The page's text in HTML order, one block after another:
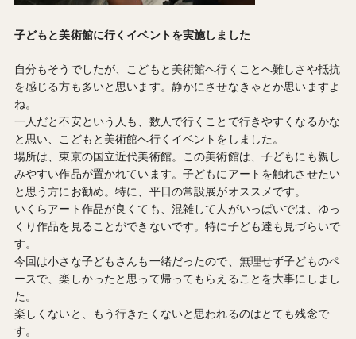
子どもと美術館に行くイベントを実施しました
自分もそうでしたが、こどもと美術館へ行くことへ難しさや抵抗
を感じる方も多いと思います。静かにさせなきゃとか思いますよ
ね。
一人だと不安という人も、数人で行くことで行きやすくなるかな
と思い、こどもと美術館へ行くイベントをしました。
場所は、東京の国立近代美術館。この美術館は、子どもにも親し
みやすい作品が置かれています。子どもにアートを触れさせたい
と思う方にお勧め。特に、平日の常設展がオススメです。
いくらアート作品が良くても、混雑して人がいっぱいでは、ゆっ
くり作品を見ることができないです。特に子ども達も見づらいで
す。
今回は小さな子どもさんも一緒だったので、無理せず子どものペ
ースで、楽しかったと思って帰ってもらえることを大事にしまし
た。
楽しくないと、もう行きたくないと思われるのはとても残念で
す。